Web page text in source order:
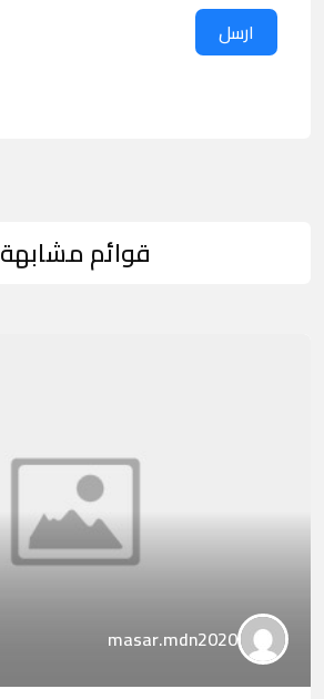
ارسل
قوائم مشابهة
masar.mdn2020